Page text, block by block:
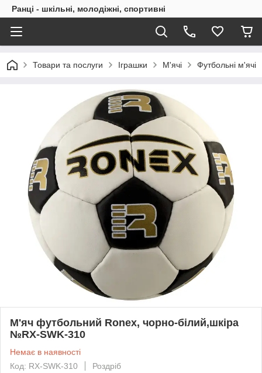
Ранці - шкільні, молодіжні, спортивні
Товари та послуги Іграшки М'ячі Футбольні м'ячі
М'яч футбольний Ronex, чорно-білий,шкіра
№RX-SWK-310
Немає в наявності
Код: RX-SWK-310
Роздріб